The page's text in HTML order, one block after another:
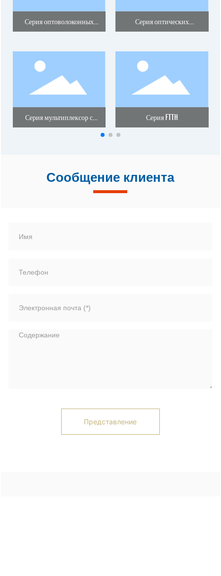
Серия оптоволоконных
разъемов
Серия оптических
делителей
Серия мультиплексор с
разделением по волнам
Серия FTTH
Сообщение клиента
Представление